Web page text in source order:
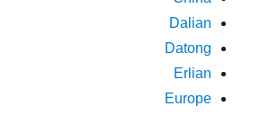
Dalian
Datong
Erlian
Europe